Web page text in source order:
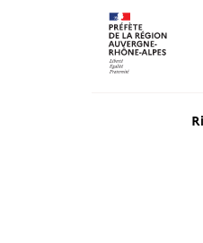
Panneau de gestion des